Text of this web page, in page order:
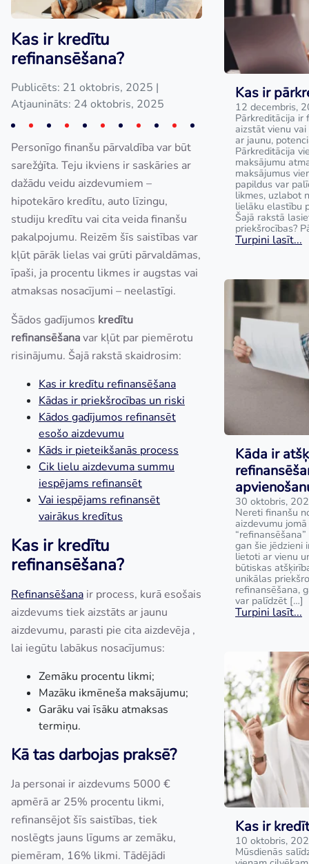
Kas ir kredītu
refinansēšana?
Publicēts: 21 oktobris, 2025 |
Atjaunināts: 24 oktobris, 2025
Personīgo finanšu pārvaldība var būt
sarežģīta. Teju ikviens ir saskāries ar
dažādu veidu aizdevumiem –
hipotekāro kredītu, auto līzingu,
studiju kredītu vai cita veida finanšu
pakalpojumu. Reizēm šīs saistības var
kļūt pārāk lielas vai grūti pārvaldāmas,
īpaši, ja procentu likmes ir augstas vai
atmaksas nosacījumi – neelastīgi.
Šādos gadījumos kredītu
refinansēšanavar kļūt par piemērotu
risinājumu. Šajā rakstā skaidrosim:
Kas ir kredītu refinansēšana
Kādas ir priekšrocības un riski
Kādos gadījumos refinansēt
esošo aizdevumu
Kāds ir pieteikšanās process
Cik lielu aizdevuma summu
iespējams refinansēt
Vai iespējams refinansēt
vairākus kredītus
Kas ir kredītu
refinansēšana?
Refinansēšana ir process, kurā esošais
aizdevums tiek aizstāts ar jaunu
aizdevumu, parasti pie cita aizdevēja ,
lai iegūtu labākus nosacījumus:
Zemāku procentu likmi;
Mazāku ikmēneša maksājumu;
Garāku vai īsāku atmaksas
termiņu.
Kā tas darbojas praksē?
Ja personai ir aizdevums 5000 €
apmērā ar 25% procentu likmi,
refinansējot šīs saistības, tiek
noslēgts jauns līgums ar zemāku,
piemēram, 16% likmi. Tādējādi
Kas ir
12 decembris,
Pārkreditācija ir
aizstāt vienu
ar jaunu,
Pārkreditācija
maksājumu
maksājumus
papildus var
likmes, uzlabot
lielāku elastību
Šajā rakstā
priekšrocības?
Turpini lasīt...
Kāda ir
30 oktobris,
Nereti finanšu
aizdevumu
gan šie jēdzieni
lietoti ar vienu
būtiskas
unikālas
refinansēšana,
var palīdzēt […]
Turpini lasīt...
Kas ir
10 oktobris,
Mūsdienās